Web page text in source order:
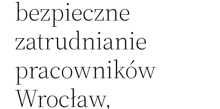
bezpieczne
zatrudnianie
pracowników
Wrocław,